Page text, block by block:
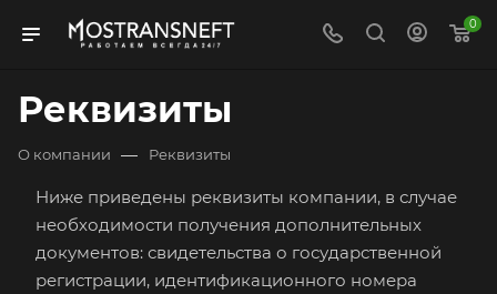
0
Реквизиты
О компании — Реквизиты
Ниже приведены реквизиты компании, в случае
необходимости получения дополнительных
документов: свидетельства о государственной
регистрации, идентификационного номера